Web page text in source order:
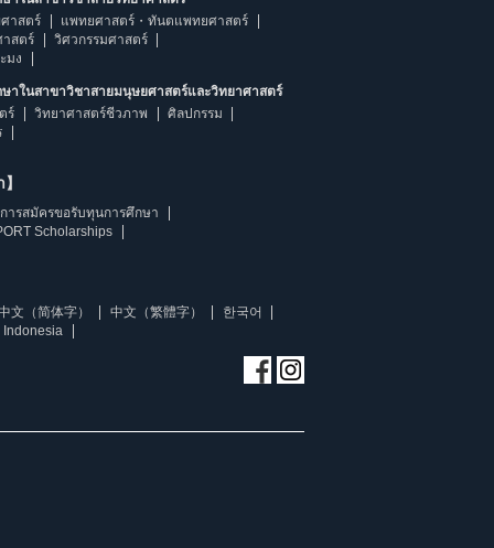
าสตร์
แพทยศาสตร์・ทันตแพทยศาสตร์
สตร์
วิศวกรรมศาสตร์
มง
าในสาขาวิชาสายมนุษยศาสตร์และวิทยาศาสตร์
ร์
วิทยาศาสตร์ชีวภาพ
ศิลปกรรม
การสมัครขอรับทุนการศึกษา
Scholarships
文（简体字） 中文（繁體字）
한국어
Indonesia